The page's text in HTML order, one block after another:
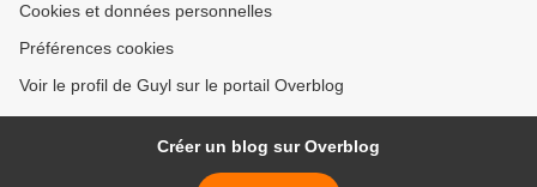
Cookies et données personnelles
Préférences cookies
Voir le profil de Guyl sur le portail Overblog
Créer un blog sur Overblog